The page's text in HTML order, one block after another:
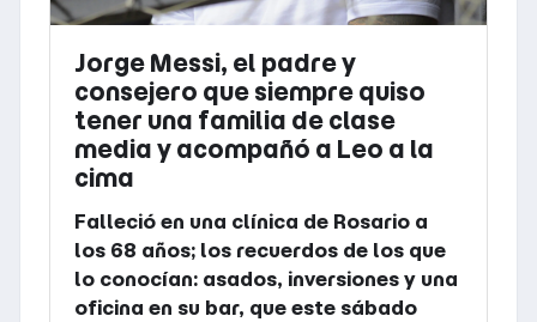
Jorge Messi, el padre y
consejero que siempre quiso
tener una familia de clase
media y acompañó a Leo a la
cima
Falleció en una clínica de Rosario a
los 68 años; los recuerdos de los que
lo conocían: asados, inversiones y una
oficina en su bar, que este sábado